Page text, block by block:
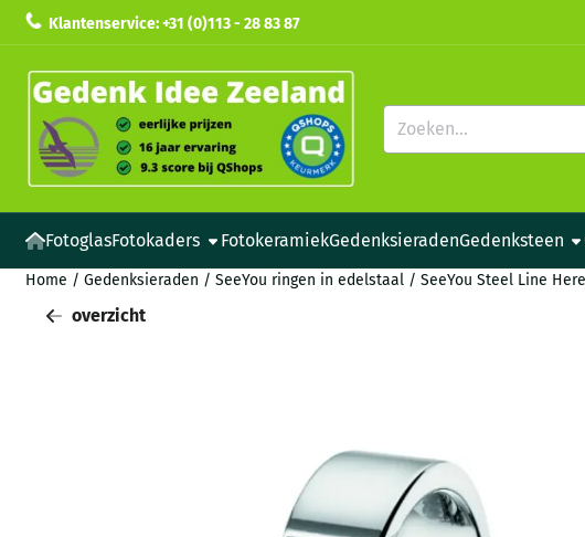
Cookievoorkeuren zijn beschikbaar. Kies instellingen of sta alle cookies
Klantenservice: +31 (0)113 - 28 83 87
Zoeken
FotoglasFotokaders FotokeramiekGedenksieradenGedenksteen
Home / Gedenksieraden / SeeYou ringen in edelstaal / SeeYou Steel Line
overzicht